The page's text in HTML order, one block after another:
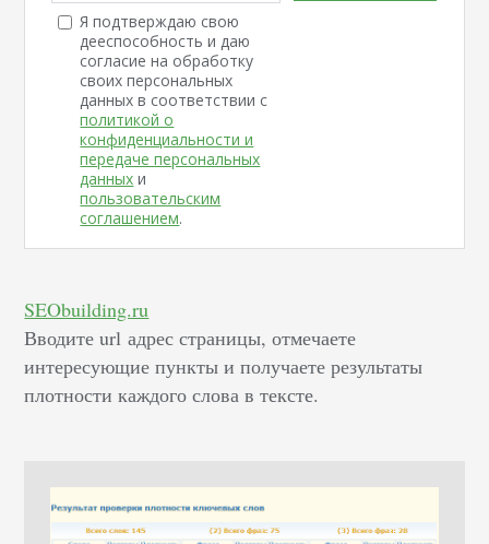
Я подтверждаю свою
дееспособность и даю
согласие на обработку
своих персональных
данных в соответствии с
политикой о
конфиденциальности и
передаче персональных
данных и
пользовательским
соглашением.
SEObuilding.ru
Вводите url адрес страницы, отмечаете
интересующие пункты и получаете результаты
плотности каждого слова в тексте.